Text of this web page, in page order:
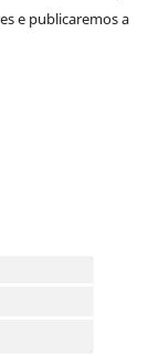
e publicaremos a